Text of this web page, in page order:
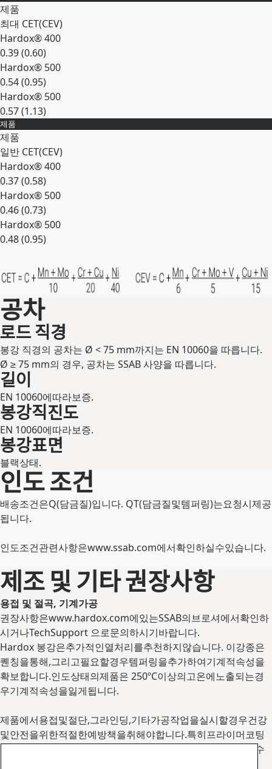
제품
최대 CET(CEV)
Hardox® 400
0.39 (0.60)
Hardox® 500
0.54 (0.95)
Hardox® 500
0.57 (1.13)
확장
제품
제품
일반 CET(CEV)
Hardox® 400
0.37 (0.58)
Hardox® 500
0.46 (0.73)
Hardox® 500
0.48 (0.95)
공차
로드 직경
봉강 직경의 공차는 Ø < 75 mm까지는 EN 10060을 따릅니다.
Ø ≥ 75 mm의 경우, 공차는 SSAB 사양을 따릅니다.
길이
EN 10060에따라보증.
봉강직진도
EN 10060에따라보증.
봉강표면
블랙상태.
인도 조건
배송조건은Q(담금질)입니다. QT(담금질및템퍼링)는요청시제공
됩니다.
인도조건관련사항은www.ssab.com에서확인하실수있습니다.
제조 및 기타 권장사항
용접 및 절곡, 기계가공
권장사항은www.hardox.com에있는SSAB의브로셔에서확인하
시거나TechSupport 으로문의하시기바랍니다.
Hardox 봉강은추가적인열처리를추천하지않습니다. 이강종은
퀜칭을통해,그리고필요할경우템퍼링을추가하여기계적속성을
확보합니다.인도상태의제품은 250ºC이상의고온에노출되는경
우기계적속성을잃게됩니다.
제품에서용접및절단,그라인딩,기타가공작업을실시할경우건강
및안전을위한적절한예방책을취해야합니다.특히프라이머코팅
된강판을그라인딩할경우미세 입자농도가높은먼지가발생할수